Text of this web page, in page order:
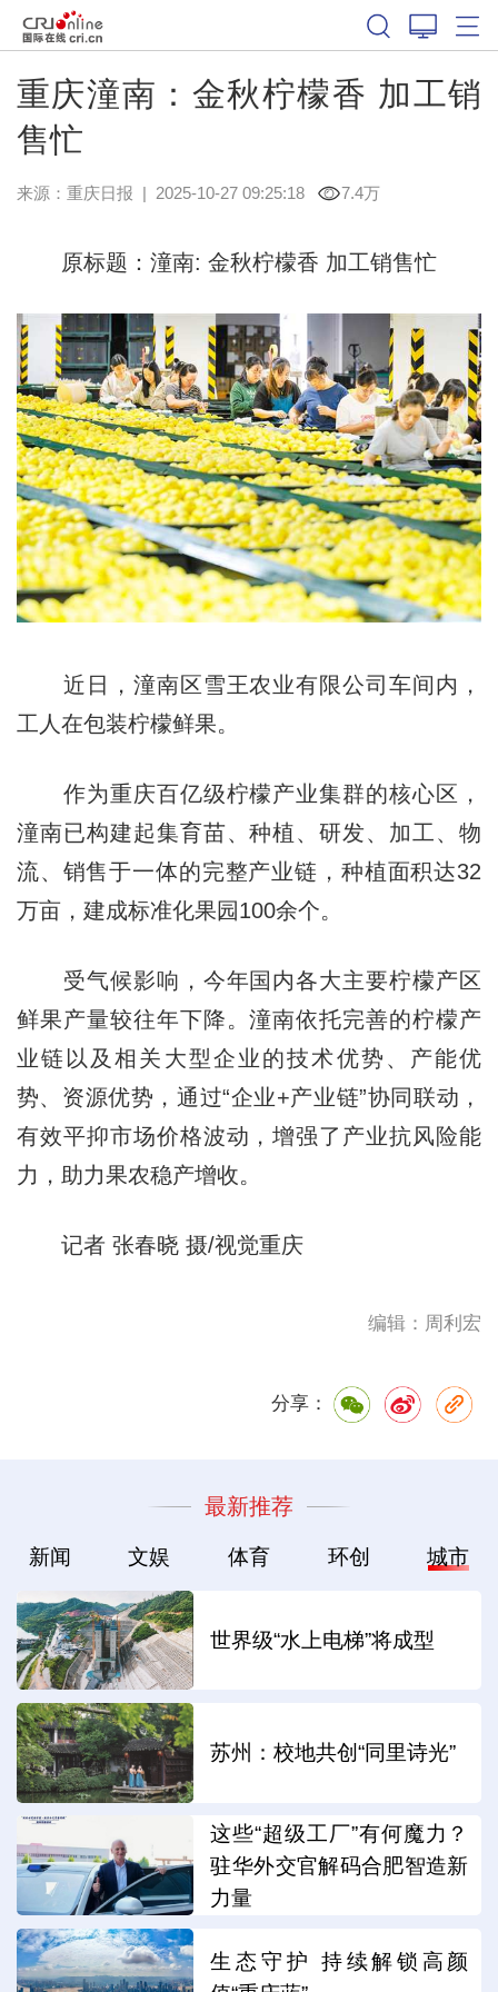
重庆潼南：金秋柠檬香 加工销
售忙
来源： 重庆日报 | 2025-10-27 09:25:18 7.4万
原标题：潼南: 金秋柠檬香 加工销售忙
近日，潼南区雪王农业有限公司车间内，
工人在包装柠檬鲜果。
作为重庆百亿级柠檬产业集群的核心区，
潼南已构建起集育苗、种植、研发、加工、物
流、销售于一体的完整产业链，种植面积达32
万亩，建成标准化果园100余个。
受气候影响，今年国内各大主要柠檬产区
鲜果产量较往年下降。潼南依托完善的柠檬产
业链以及相关大型企业的技术优势、产能优
势、资源优势，通过“企业+产业链”协同联动，
有效平抑市场价格波动，增强了产业抗风险能
力，助力果农稳产增收。
记者 张春晓 摄/视觉重庆
编辑：周利宏
分享：
最新推荐
新闻 文娱 体育 环创 城市
世界级“水上电梯”将成型
苏州：校地共创“同里诗光”
这些“超级工厂”有何魔力？
驻华外交官解码合肥智造新
力量
生态守护 持续解锁高颜